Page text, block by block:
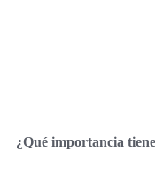
¿Qué importancia